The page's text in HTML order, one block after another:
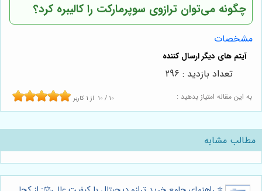
چگونه می‌توان ترازوی سوپرمارکت را کالیبره کرد؟
مشخصات
به این مقاله امتیاز بدهید : 10 / 10 از1 کاربر
تعداد بازدید : 296
مطالب مشابه